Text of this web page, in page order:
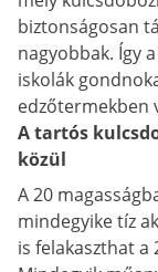
biztonságosan
nagyobbak. Így
iskolák
edzőtermekben
A tartós
közül
A 20
mindegyike tíz
is felakaszthat a